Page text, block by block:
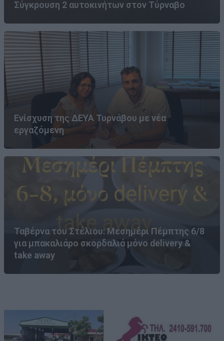
Σύγκρουση 2 αυτοκινήτων στον Τύρναβο
Ενίσχυση της ΔΕΥΑ Τυρνάβου με νέα
εργαζόμενη
Ταβέρνα του Στέλιου: Μεσημέρι Πέμπτης 6/8
για μπακαλιάρο σκορδαλιά μόνο delivery &
take away